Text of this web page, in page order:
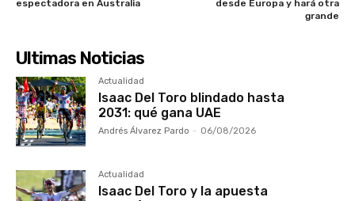
espectadora en Australia
desde Europa y hará otra
grande
Ultimas Noticias
Actualidad
Isaac Del Toro blindado hasta
2031: qué gana UAE
Andrés Álvarez Pardo - 06/08/2026
Actualidad
Isaac Del Toro y la apuesta